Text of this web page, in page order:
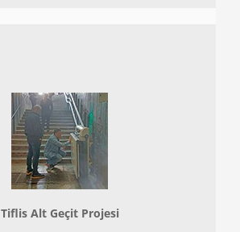
Tiflis Alt Geçit Projesi